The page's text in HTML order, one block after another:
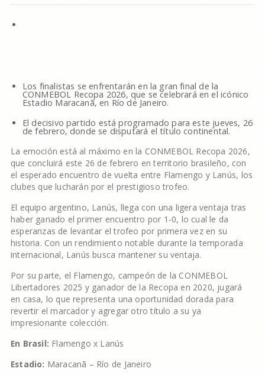
Los finalistas se enfrentarán en la gran final de la
CONMEBOL Recopa 2026, que se celebrará en el icónico
Estadio Maracanã, en Río de Janeiro.
El decisivo partido está programado para este jueves, 26
de febrero, donde se disputará el título continental.
La emoción está al máximo en la CONMEBOL Recopa 2026,
que concluirá este 26 de febrero en territorio brasileño, con
el esperado encuentro de vuelta entre Flamengo y Lanús, los
clubes que lucharán por el prestigioso trofeo.
El equipo argentino, Lanús, llega con una ligera ventaja tras
haber ganado el primer encuentro por 1-0, lo cual le da
esperanzas de levantar el trofeo por primera vez en su
historia. Con un rendimiento notable durante la temporada
internacional, Lanús busca mantener su ventaja.
Por su parte, el Flamengo, campeón de la CONMEBOL
Libertadores 2025 y ganador de la Recopa en 2020, jugará
en casa, lo que representa una oportunidad dorada para
revertir el marcador y agregar otro título a su ya
impresionante colección.
En Brasil: Flamengo x Lanús
Estadio: Maracanã – Río de Janeiro